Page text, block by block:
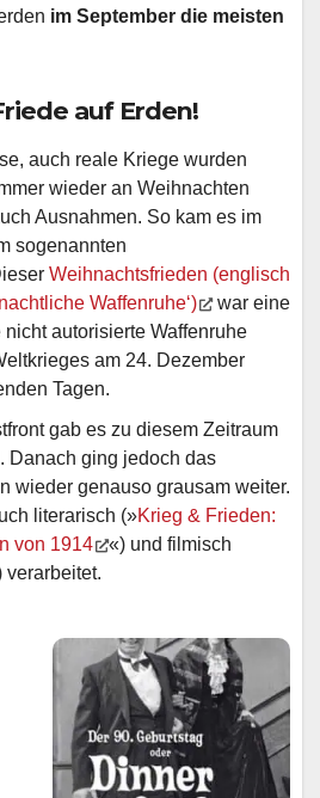
im September die meisten
auf Erden!
auch reale Kriege wurden
wieder an Weihnachten
Ausnahmen. So kam es im
sogenannten
Weihnachtsfrieden (englisch
Waffenruhe‘)
war eine
autorisierte Waffenruhe
am 24. Dezember
Tagen.
gab es zu diesem Zeitraum
Danach ging jedoch das
wieder genauso grausam weiter.
literarisch (»Krieg & Frieden:
von 1914
«) und filmisch
verarbeitet.